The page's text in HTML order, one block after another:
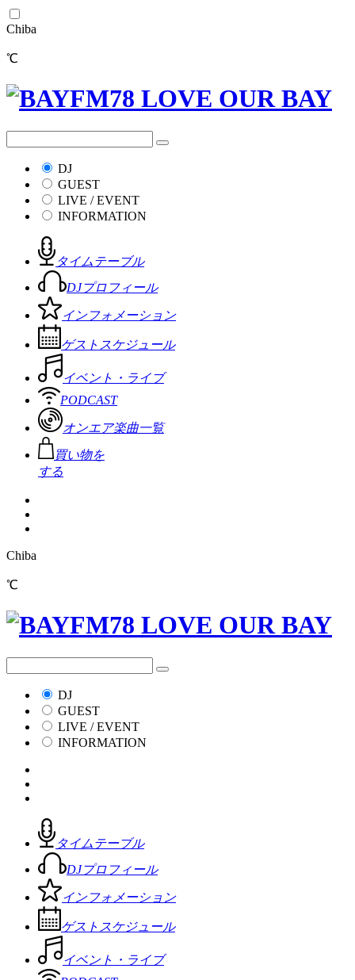
Chiba
℃
DJ
GUEST
LIVE / EVENT
INFORMATION
タイムテーブル
DJプロフィール
インフォメーション
ゲストスケジュール
イベント・ライブ
PODCAST
オンエア楽曲一覧
買い物を
する
Chiba
℃
DJ
GUEST
LIVE / EVENT
INFORMATION
タイムテーブル
DJプロフィール
インフォメーション
ゲストスケジュール
イベント・ライブ